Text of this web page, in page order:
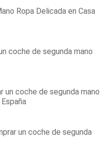
Ropa Delicada en Casa
coche de segunda mano
un coche de segunda mano
un coche de segunda